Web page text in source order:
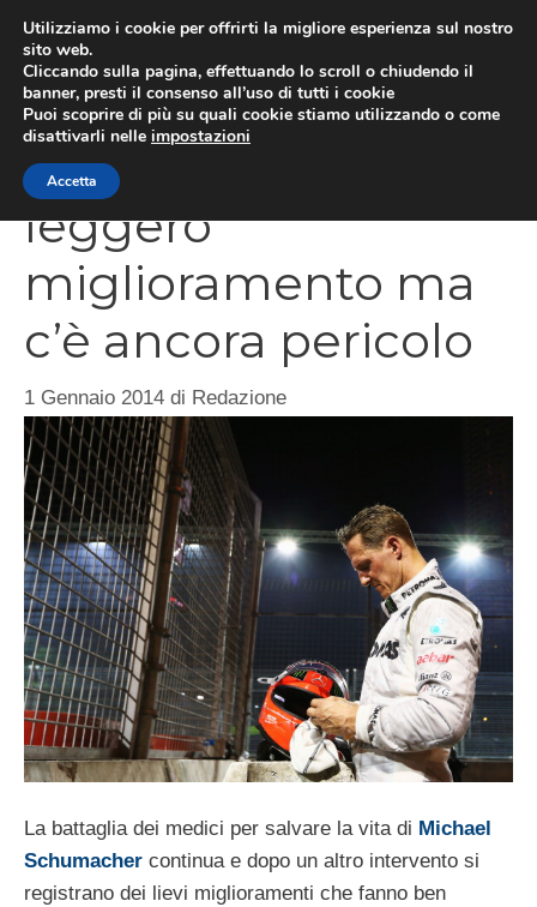
contenuto
Per Schumacher
leggero
miglioramento ma
c’è ancora pericolo
1 Gennaio 2014 di Redazione
La battaglia dei medici per salvare la vita di Michael
Schumacher continua e dopo un altro intervento si
registrano dei lievi miglioramenti che fanno ben
Utilizziamo i cookie per offrirti la migliore esperienza sul nostro
sito web.
Cliccando sulla pagina, effettuando lo scroll o chiudendo il
banner, presti il consenso all’uso di tutti i cookie
Puoi scoprire di più su quali cookie stiamo utilizzando o come
disattivarli nelle impostazioni
Accetta